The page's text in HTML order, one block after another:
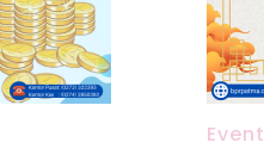
Event